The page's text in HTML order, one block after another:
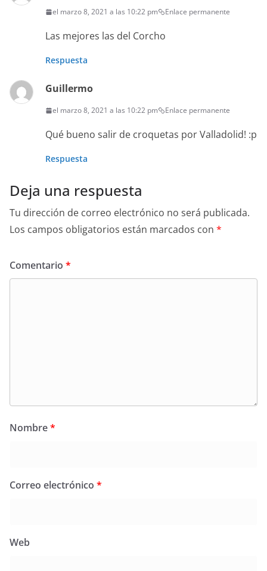
el marzo 8, 2021 a las 10:22 pm Enlace permanente
Las mejores las del Corcho
Respuesta
Guillermo
el marzo 8, 2021 a las 10:22 pm Enlace permanente
Qué bueno salir de croquetas por Valladolid! :p
Respuesta
Deja una respuesta
Tu dirección de correo electrónico no será publicada.
Los campos obligatorios están marcados con *
Comentario *
Nombre*
Correo electrónico *
Web